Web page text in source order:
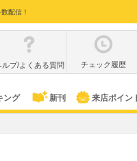
配信！
ルプ/よくある質問 チェック履歴
ング 新刊 来店ポイン